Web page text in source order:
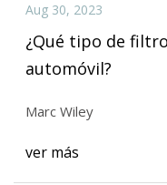
Aug 30, 2023
¿Qué tipo de
automóvil?
Marc Wiley
ver más